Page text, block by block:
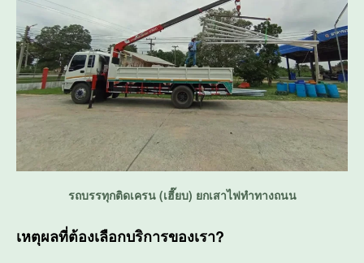
รถบรรทุกติดเครน (เฮี๊ยบ) ยกเสาไฟทำทางถนน
เหตุผลที่ต้องเลือกบริการของเรา?